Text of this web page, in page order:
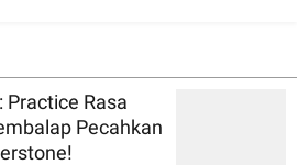
Practice Rasa
Pecahkan